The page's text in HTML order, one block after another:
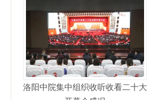
洛阳中院集中组织收听收看二十大